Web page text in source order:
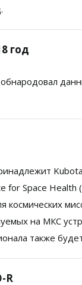
год
Space Health
космических
на МКС
также
R